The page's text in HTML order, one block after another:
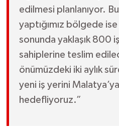
edilmesi planlanıyor.
yaptığımız bölgede
sonunda yaklaşık 800
sahiplerine teslim
önümüzdeki iki aylık
yeni iş yerini
hedefliyoruz.”